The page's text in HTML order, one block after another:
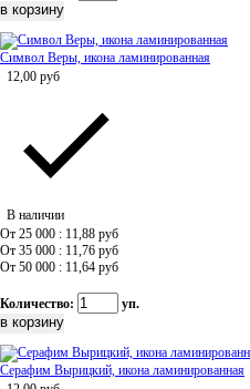
Символ Веры, икона ламинированная
12,00 руб
В наличии
От 25 000 : 11,88 руб
От 35 000 : 11,76 руб
От 50 000 : 11,64 руб
Количество: уп.
Серафим Вырицкий, икона ламинированная